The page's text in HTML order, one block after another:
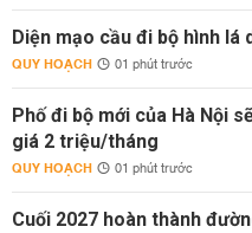
Diện mạo cầu đi bộ hình lá
QUY HOẠCH 01 phút trước
Phố đi bộ mới của Hà Nội
giá 2 triệu/tháng
QUY HOẠCH 01 phút trước
Cuối 2027 hoàn thành